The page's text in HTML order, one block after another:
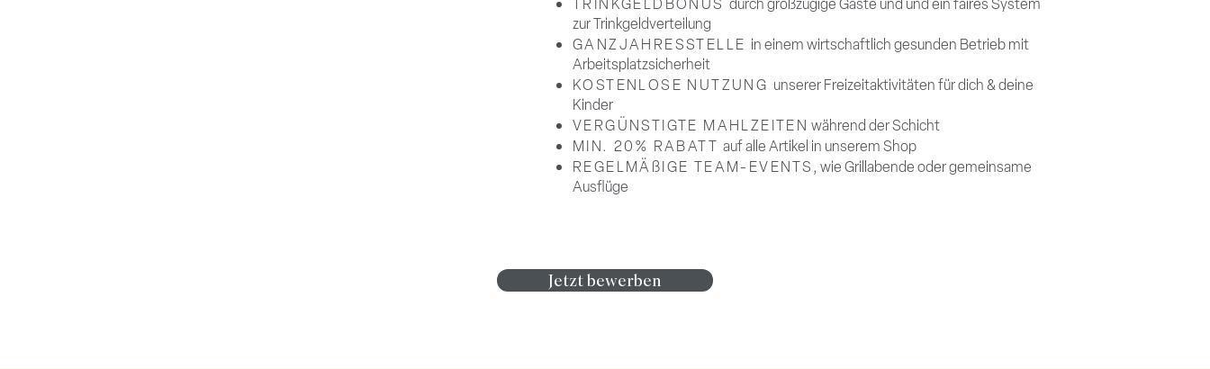
TRINKGELDBONUS durch großzügige Gäste und und ein faires System
zur Trinkgeldverteilung
GANZJAHRESSTELLE in einem wirtschaftlich gesunden Betrieb mit
Arbeitsplatzsicherheit
KOSTENLOSE NUTZUNG unserer Freizeitaktivitäten für dich & deine
Kinder
VERGÜNSTIGTE MAHLZEITEN während der Schicht
MIN. 20% RABATTauf alle Artikel in unserem Shop
REGELMÄßIGE TEAM-EVENTS , wie Grillabende oder gemeinsame
Ausflüge
Jetzt bewerben